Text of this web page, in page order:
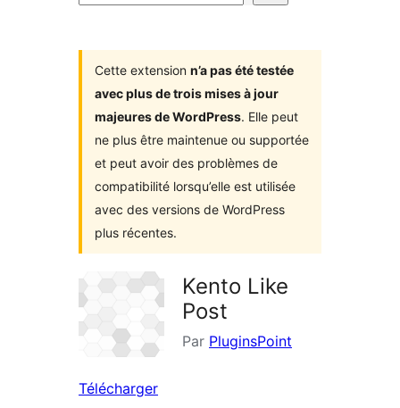
Cette extension n’a pas été testée
avec plus de trois mises à jour
majeures de WordPress. Elle peut
ne plus être maintenue ou supportée
et peut avoir des problèmes de
compatibilité lorsqu’elle est utilisée
avec des versions de WordPress
plus récentes.
Kento Like
Post
Par PluginsPoint
Télécharger